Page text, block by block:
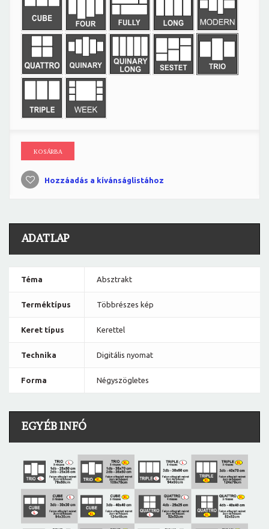
KOSÁRBA
Hozzáadás a kívánságlistához
ADATLAP
Téma Absztrakt
Terméktípus Többrészes kép
Keret típus Kerettel
Technika Digitális nyomat
Forma Négyszögletes
EGYÉB INFÓ